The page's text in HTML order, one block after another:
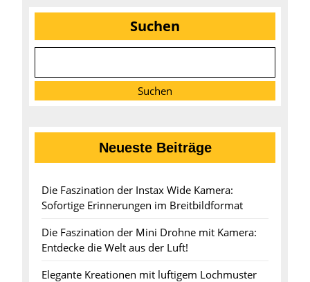
Suchen
Suchen
Neueste Beiträge
Die Faszination der Instax Wide Kamera:
Sofortige Erinnerungen im Breitbildformat
Die Faszination der Mini Drohne mit Kamera:
Entdecke die Welt aus der Luft!
Elegante Kreationen mit luftigem Lochmuster